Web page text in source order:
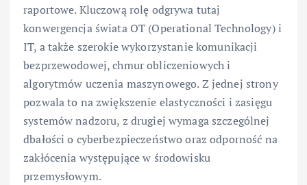
raportowe. Kluczową rolę odgrywa tutaj
konwergencja świata OT (Operational Technology) i
IT, a także szerokie wykorzystanie komunikacji
bezprzewodowej, chmur obliczeniowych i
algorytmów uczenia maszynowego. Z jednej strony
pozwala to na zwiększenie elastyczności i zasięgu
systemów nadzoru, z drugiej wymaga szczególnej
dbałości o cyberbezpieczeństwo oraz odporność na
zakłócenia występujące w środowisku
przemysłowym.